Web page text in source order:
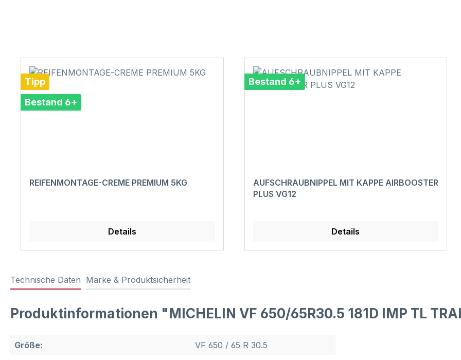
Tipp
Bestand 6+
REIFENMONTAGE-CREME PREMIUM 5KG
Details
Bestand 6+
AUFSCHRAUBNIPPEL MIT KAPPE AIRBOOSTER
PLUS VG12
Details
Technische Daten Marke & Produktsicherheit
Produktinformationen "MICHELIN VF 650/65R30.5 181D IMP TL
Größe:
VF 650 / 65 R 30.5